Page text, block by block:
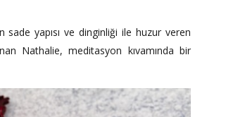
yapısı ve dinginliği ile huzur veren
Nathalie, meditasyon kıvamında bir